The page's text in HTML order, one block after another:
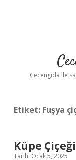
Cecengida ile
Etiket: Fuşya
Küpe
Tarih: Ocak 5, 2025